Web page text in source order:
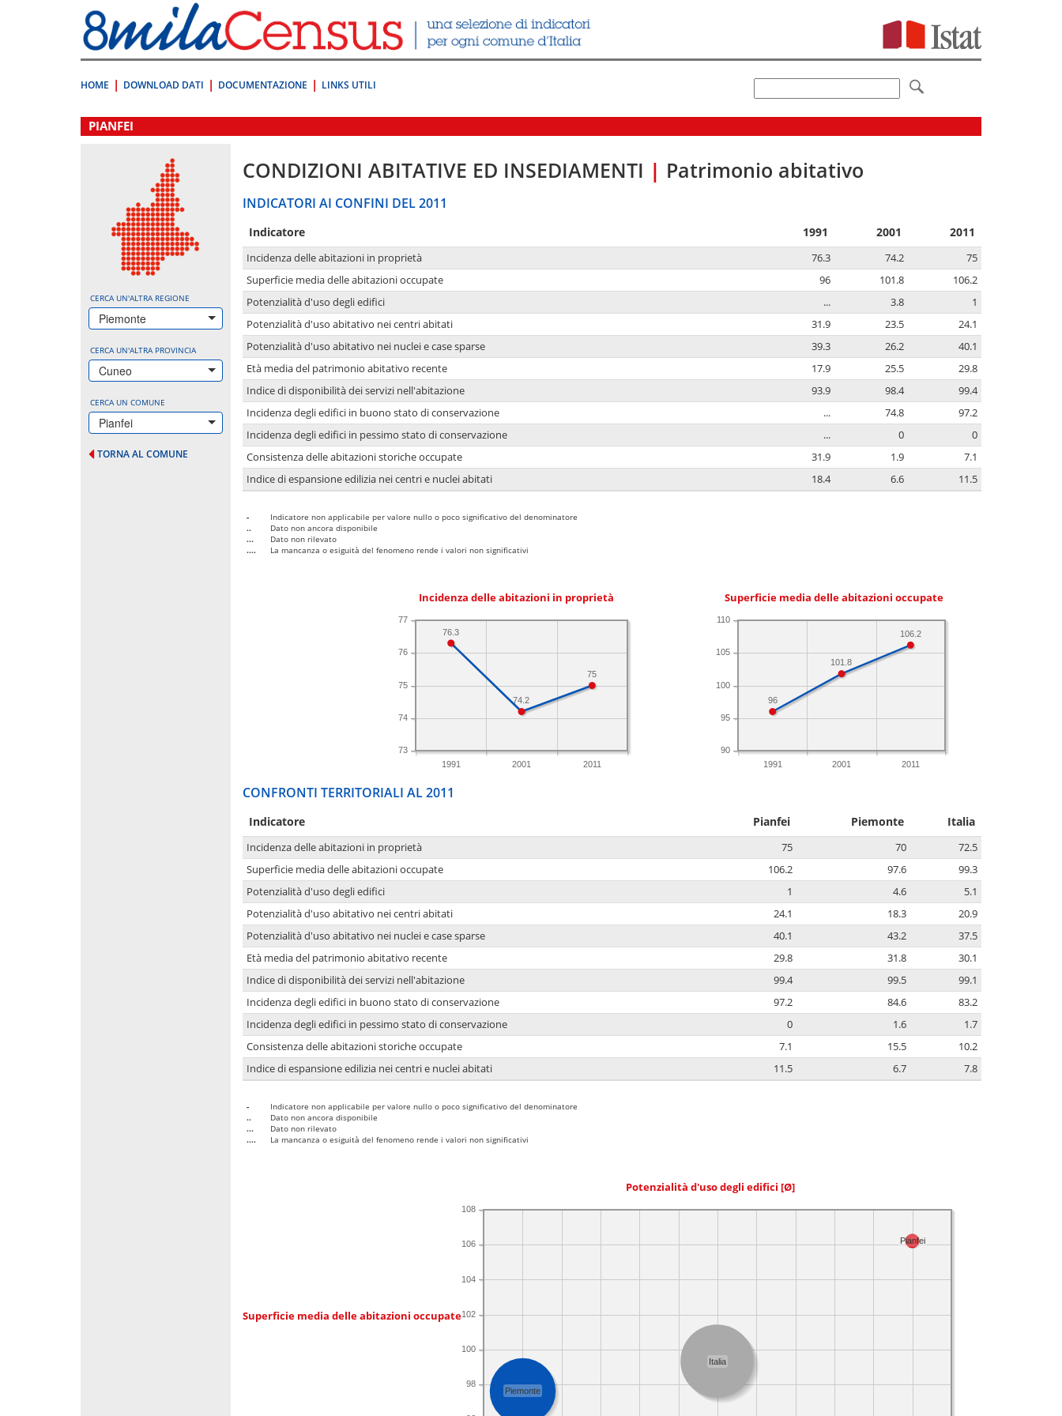
direttamente
a:
Contenuto
HOME DOWNLOAD DATI DOCUMENTAZIONE LINKS UTILI
.
PIANFEI
CERCA UN'ALTRA REGIONE
Piemonte
CERCA UN'ALTRA PROVINCIA
Cuneo
CERCA UN COMUNE
Pianfei
TORNA AL COMUNE
CONDIZIONI ABITATIVE ED INSEDIAMENTI | Patrimonio abitativo
INDICATORI AI CONFINI DEL 2011
Indicatore 1991 2001 2011
Incidenza delle abitazioni in proprietà 76.3 74.2
75
Superficie media delle abitazioni occupate
96 101.8
106.2
Potenzialità d'uso degli edifici
... 3.8
1
Potenzialità d'uso abitativo nei centri abitati
31.9 23.5
24.1
Potenzialità d'uso abitativo nei nuclei e case sparse
39.3 26.2
40.1
Età media del patrimonio abitativo recente
17.9 25.5
29.8
Indice di disponibilità dei servizi nell'abitazione
93.9 98.4
99.4
Incidenza degli edifici in buono stato di conservazione
... 74.8
97.2
Incidenza degli edifici in pessimo stato di conservazione
... 0
0
Consistenza delle abitazioni storiche occupate
31.9 1.9
7.1
Indice di espansione edilizia nei centri e nuclei abitati
18.4 6.6 11.5
-
Indicatore non applicabile per valore nullo o poco significativo del denominatore
..
Dato non ancora disponibile
...
Dato non rilevato
....
La mancanza o esiguità del fenomeno rende i valori non significativi
Incidenza delle abitazioni in proprietà
1991 2001 2011
73
74
75
76
77
75
74.2
76.3
Superficie media delle abitazioni occupate
1991 2001 2011
90
95
100
105
110
106.2
101.8
96
CONFRONTI TERRITORIALI AL 2011
Indicatore Pianfei Piemonte Italia
Incidenza delle abitazioni in proprietà 75 70
72.5
Superficie media delle abitazioni occupate
106.2 97.6
99.3
Potenzialità d'uso degli edifici
1 4.6
5.1
Potenzialità d'uso abitativo nei centri abitati
24.1 18.3
20.9
Potenzialità d'uso abitativo nei nuclei e case sparse
40.1 43.2
37.5
Età media del patrimonio abitativo recente
29.8 31.8
30.1
Indice di disponibilità dei servizi nell'abitazione
99.4 99.5
99.1
Incidenza degli edifici in buono stato di conservazione
97.2 84.6
83.2
Incidenza degli edifici in pessimo stato di conservazione
0 1.6
1.7
Consistenza delle abitazioni storiche occupate
7.1 15.5
10.2
Indice di espansione edilizia nei centri e nuclei abitati
11.5 6.7 7.8
-
Indicatore non applicabile per valore nullo o poco significativo del denominatore
..
Dato non ancora disponibile
...
Dato non rilevato
....
La mancanza o esiguità del fenomeno rende i valori non significativi
Potenzialità d'uso degli edifici [Ø]
Superficie media delle abitazioni occupate
98
100
102
104
106
108
Italia
Piemonte
Pianfei